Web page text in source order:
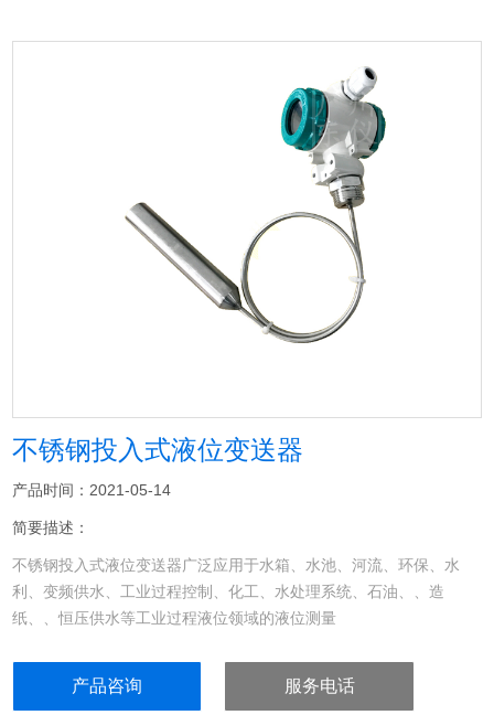
不锈钢投入式液位变送器
产品时间：2021-05-14
简要描述：
不锈钢投入式液位变送器广泛应用于水箱、水池、河流、环保、水
利、变频供水、工业过程控制、化工、水处理系统、石油、、造
纸、、恒压供水等工业过程液位领域的液位测量
产品咨询 服务电话